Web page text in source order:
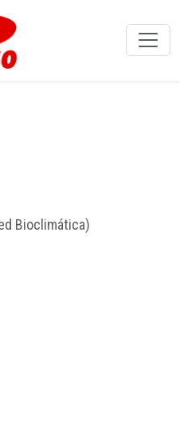
Bioclimática)